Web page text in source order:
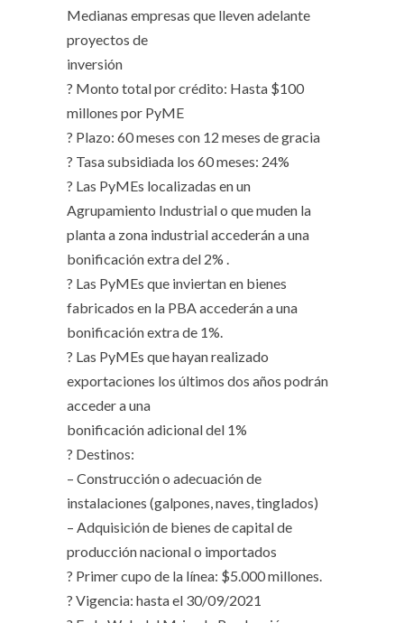
Medianas empresas que lleven adelante
proyectos de
inversión
? Monto total por crédito: Hasta $100
millones por PyME
? Plazo: 60 meses con 12 meses de gracia
? Tasa subsidiada los 60 meses: 24%
? Las PyMEs localizadas en un
Agrupamiento Industrial o que muden la
planta a zona industrial accederán a una
bonificación extra del 2% .
? Las PyMEs que inviertan en bienes
fabricados en la PBA accederán a una
bonificación extra de 1%.
? Las PyMEs que hayan realizado
exportaciones los últimos dos años podrán
acceder a una
bonificación adicional del 1%
? Destinos:
– Construcción o adecuación de
instalaciones (galpones, naves, tinglados)
– Adquisición de bienes de capital de
producción nacional o importados
? Primer cupo de la línea: $5.000 millones.
? Vigencia: hasta el 30/09/2021